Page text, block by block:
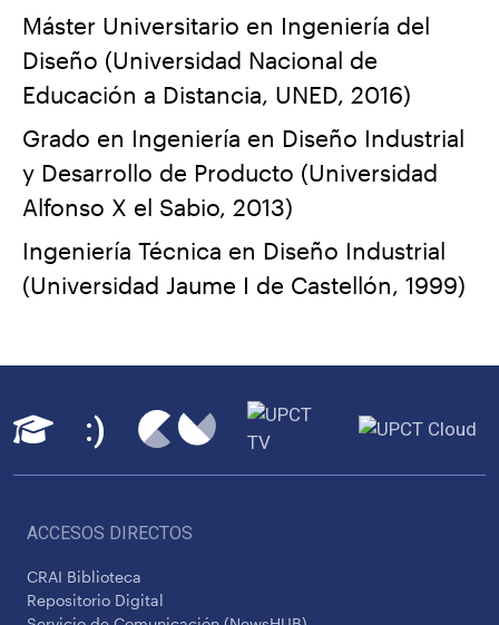
Máster Universitario en Ingeniería del
Diseño (Universidad Nacional de
Educación a Distancia, UNED, 2016)
Grado en Ingeniería en Diseño Industrial
y Desarrollo de Producto (Universidad
Alfonso X el Sabio, 2013)
Ingeniería Técnica en Diseño Industrial
(Universidad Jaume I de Castellón, 1999)
ACCESOS DIRECTOS
CRAI Biblioteca
Repositorio Digital